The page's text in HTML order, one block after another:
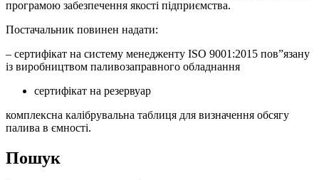
програмою забезпечення якості підприємства.
Постачальник повинен надати:
– сертифікат на систему менедженту ISO 9001:2015 пов”язану
із виробництвом паливозаправного обладнання
сертифікат на резервуар
комплексна калібрувальна таблиця для визначення обсягу
палива в ємності.
Пошук